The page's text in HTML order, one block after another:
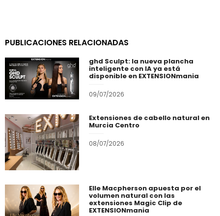
PUBLICACIONES RELACIONADAS
ghd Sculpt: la nueva plancha
inteligente con IA ya está
disponible en EXTENSIONmania
09/07/2026
Extensiones de cabello natural en
Murcia Centro
08/07/2026
Elle Macpherson apuesta por el
volumen natural con las
extensiones Magic Clip de
EXTENSIONmania